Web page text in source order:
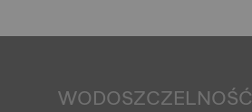
WODOSZCZELNOŚĆ